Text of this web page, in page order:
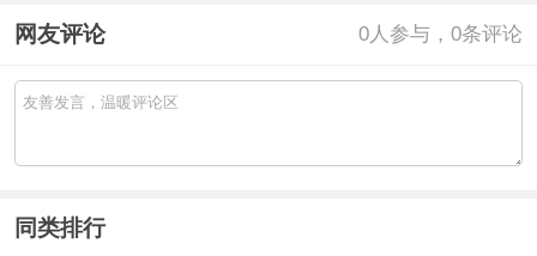
网友评论 0人参与，0条评论
同类排行